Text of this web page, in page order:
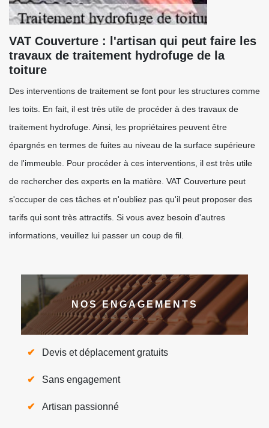
VAT Couverture : l'artisan qui peut faire les
travaux de traitement hydrofuge de la
toiture
Des interventions de traitement se font pour les structures comme
les toits. En fait, il est très utile de procéder à des travaux de
traitement hydrofuge. Ainsi, les propriétaires peuvent être
épargnés en termes de fuites au niveau de la surface supérieure
de l'immeuble. Pour procéder à ces interventions, il est très utile
de rechercher des experts en la matière. VAT Couverture peut
s'occuper de ces tâches et n'oubliez pas qu'il peut proposer des
tarifs qui sont très attractifs. Si vous avez besoin d'autres
informations, veuillez lui passer un coup de fil.
NOS ENGAGEMENTS
Devis et déplacement gratuits
Sans engagement
Artisan passionné